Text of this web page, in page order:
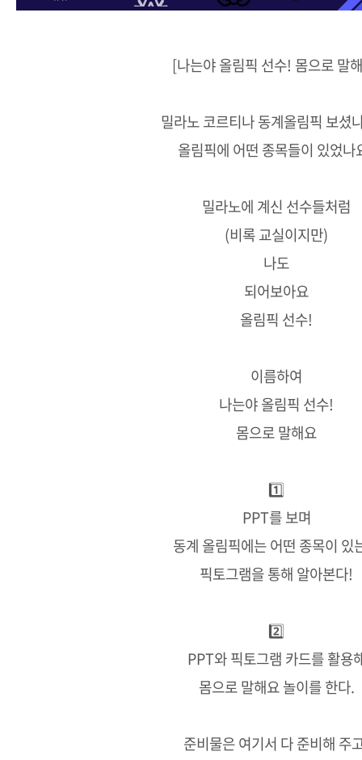
[나는야 올림픽 선수! 몸으로 말
밀라노 코르티나 동계올림픽 보셨
올림픽에 어떤 종목들이 있었나
밀라노에 계신 선수들처럼
(비록 교실이지만)
나도
되어보아요
올림픽 선수!
이름하여
나는야 올림픽 선수!
몸으로 말해요
1️⃣
PPT를 보며
동계 올림픽에는 어떤 종목이 있
픽토그램을 통해 알아본다!
2️⃣
PPT와 픽토그램 카드를 활용
몸으로 말해요 놀이를 한다.
준비물은 여기서 다 준비해 주